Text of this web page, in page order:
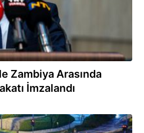
Zambiya Arasında
İmzalandı